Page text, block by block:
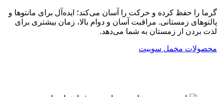
گرما را حفظ کرده و حرکت را آسان می‌کند؛ ایده‌آل برای مانتوها و
پالتوهای زمستانی. مراقبت آسان و دوام بالا، زمان بیشتری برای
لذت بردن از زمستان به شما می‌دهد.
محصولات مخمل سوییت